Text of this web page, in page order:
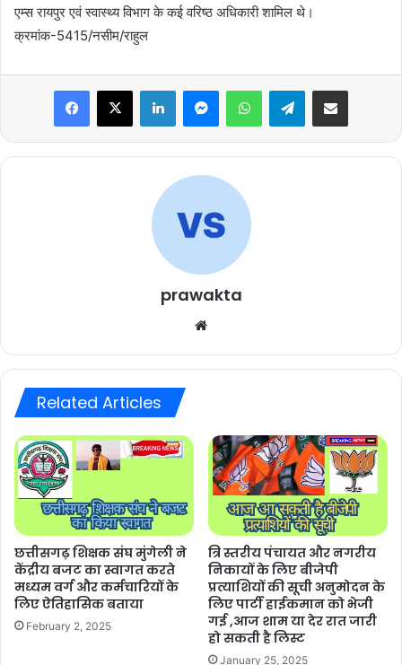
एम्स रायपुर एवं स्वास्थ्य विभाग के कई वरिष्ठ अधिकारी शामिल थे।
क्रमांक-5415/नसीम/राहुल
Facebook
X LinkedInMessengerWhatsAppTelegramShare via Email
prawakta
Related Articles
छत्तीसगढ़ शिक्षक संघ मुंगेली ने
केंद्रीय बजट का स्वागत करते
मध्यम वर्ग और कर्मचारियों के
लिए ऐतिहासिक बताया
February 2, 2025
त्रि स्तरीय पंचायत और नगरीय
निकायों के लिए बीजेपी
प्रत्याशियों की सूची अनुमोदन के
लिए पार्टी हाईकमान को भेजी
गई ,आज शाम या देर रात जारी
हो सकती है लिस्ट
January 25, 2025